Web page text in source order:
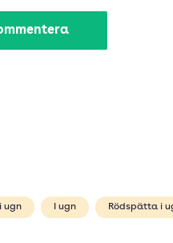
ugn I ugn Rödspätta i